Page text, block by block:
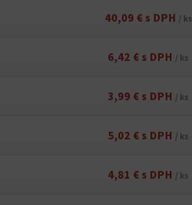
40,09 € s DPH / ks
6,42 € s DPH / ks
3,99 € s DPH / ks
5,02 € s DPH / ks
4,81 € s DPH / ks